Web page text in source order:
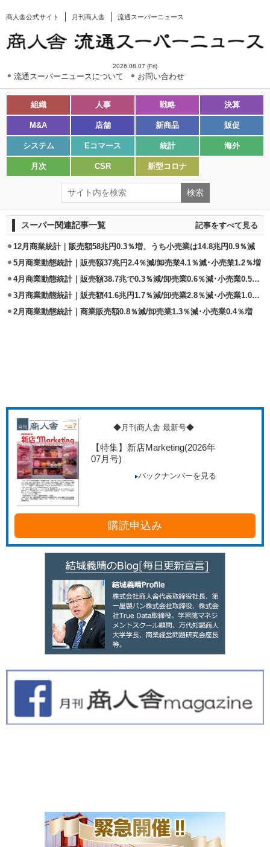
商人舎公式サイト 月刊商人舎 流通スーパーニュース
2026.08.07 (Fri)
流通スーパーニュースについて お問い合わせ
組織 人事 戦略 決算
M&A 店舗 新商品 販促
システム Eコマース 統計 海外
月次 CSR 新型コロナ
スーパー関連記事一覧 記事をすべて見る
12月商業統計｜販売額58兆円0.3％増、うち小売業は14.8兆円0.9％減
5月商業動態統計｜販売額37兆円2.4％減/卸売業4.1％減･小売業1.2％増
4月商業動態統計｜販売額38.7兆で0.3％減/卸売業0.6％減･小売業0.5％増
3月商業動態統計｜販売額41.6兆円1.7％減/卸売業2.8％減･小売業1.0％増
2月商業動態統計｜商業販売額0.8％減/卸売業1.3％減･小売業0.4％増
◆月刊商人舎 最新号◆
【特集】新店Marketing(2026年
07月号)
バックナンバーを見る
購読申込み